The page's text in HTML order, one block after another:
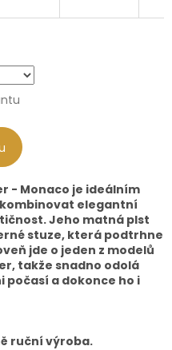
- Monaco je ideálním
elegantní
Jeho matná plst
stuze, která podtrhne
jde o jeden z modelů
takže snadno odolá
počasí a dokonce ho i
ruční výroba.